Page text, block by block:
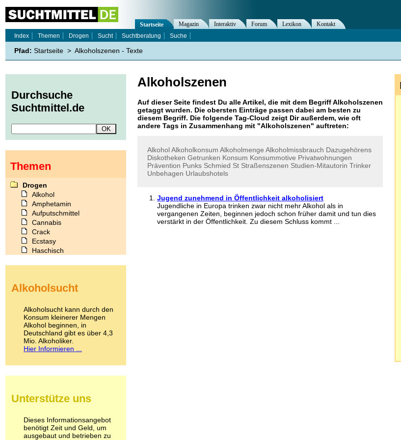
Alkoholszenen
Auf dieser Seite findest Du alle Artikel, die mit dem BegriffAlkoholszenen
getaggt wurden. Die obersten Einträge passen dabei am besten zu
diesem Begriff. Die folgende Tag-Cloud zeigt Dir außerdem, wie oft
andere Tags in Zusammenhang mit "Alkoholszenen" auftreten:
AlkoholAlkoholkonsum Alkoholmenge Alkoholmissbrauch Dazugehörens
Diskotheken Getrunken Konsum Konsummotive Privatwohnungen
Prävention Punks Schmied St Straßenszenen Studien-Mitautorin Trinker
Unbehagen Urlaubshotels
Jugend zunehmend in Öffentlichkeit alkoholisiert
Jugendliche in Europa trinken zwar nicht mehr Alkohol als in
vergangenen Zeiten, beginnen jedoch schon früher damit und tun dies
verstärkt in der Öffentlichkeit. Zu diesem Schluss kommt ...
Startseite Magazin Interaktiv Forum Lexikon
Kontakt
Index
Themen Drogen Sucht Suchtberatung Suche
Pfad: Startseite > Alkoholszenen - Texte
Durchsuche
Suchtmittel.de
Themen
Drogen
Alkohol
Amphetamin
Aufputschmittel
Cannabis
Crack
Ecstasy
Haschisch
Kokain
LSD
Marihuana
Medikamente
Meskalin
Metamphetamin
Methadon
Pilze
Psychopharmaka
Schlafmittel
Schmerzmittel
Alkoholsucht
Alkoholsucht kann durch den
Konsum kleinerer Mengen
Alkohol beginnen, in
Deutschland gibt es über 4,3
Mio. Alkoholiker.
Hier Informieren ...
Unterstütze uns
Dieses Informationsangebot
benötigt Zeit und Geld, um
ausgebaut und betrieben zu